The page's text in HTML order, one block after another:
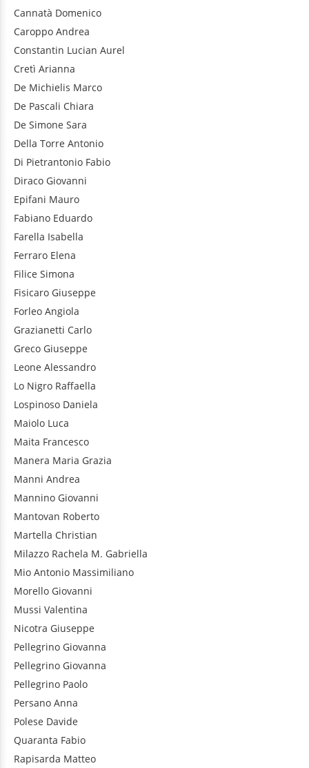
Cannatà Domenico
Caroppo Andrea
Constantin Lucian Aurel
Cretì Arianna
De Michielis Marco
De Pascali Chiara
De Simone Sara
Della Torre Antonio
Di Pietrantonio Fabio
Diraco Giovanni
Epifani Mauro
Fabiano Eduardo
Farella Isabella
Ferraro Elena
Filice Simona
Fisicaro Giuseppe
Forleo Angiola
Grazianetti Carlo
Greco Giuseppe
Leone Alessandro
Lo Nigro Raffaella
Lospinoso Daniela
Maiolo Luca
Maita Francesco
Manera Maria Grazia
Manni Andrea
Mannino Giovanni
Mantovan Roberto
Martella Christian
Milazzo Rachela M. Gabriella
Mio Antonio Massimiliano
Morello Giovanni
Mussi Valentina
Nicotra Giuseppe
Pellegrino Giovanna
Pellegrino Giovanna
Pellegrino Paolo
Persano Anna
Polese Davide
Quaranta Fabio
Rapisarda Matteo